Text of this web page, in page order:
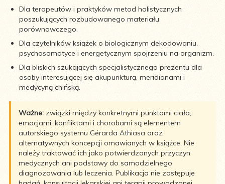
Dla terapeutów i praktyków metod holistycznych
poszukujących rozbudowanego materiału
porównawczego.
Dla czytelników książek o biologicznym dekodowaniu,
psychosomatyce i energetycznym spojrzeniu na organizm.
Dla bliskich szukających specjalistycznego prezentu dla
osoby interesującej się akupunkturą, meridianami i
medycyną chińską.
Ważne: związki między konkretnymi punktami ciała,
emocjami, konfliktami i chorobami są elementem
autorskiego systemu Gérarda Athiasa oraz
alternatywnych koncepcji omawianych w książce. Nie
należy traktować ich jako potwierdzonych przyczyn
medycznych ani podstawy do samodzielnego
diagnozowania lub leczenia. Publikacja nie zastępuje